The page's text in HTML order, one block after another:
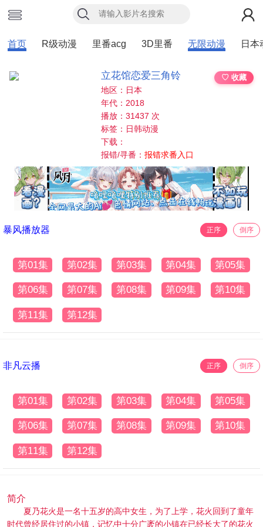
首页 R级动漫 里番acg 3D里番 无限动漫 日本
立花馆恋爱三角铃
♡ 收藏
地区：日本
年代：2018
播放：31437 次
标签：日韩动漫
下载：
报错/寻番：报错求番入口
暴风播放器 正序 倒序
第01集 第02集 第03集 第04集 第05集
第06集 第07集 第08集 第09集 第10集
第11集 第12集
非凡云播 正序 倒序
第01集 第02集 第03集 第04集 第05集
第06集 第07集 第08集 第09集 第10集
第11集 第12集
简介
夏乃花火是一名十五岁的高中女生，为了上学，花火回到了童年
时代曾经居住过的小镇，记忆中十分广袤的小镇在已经长大了的花火